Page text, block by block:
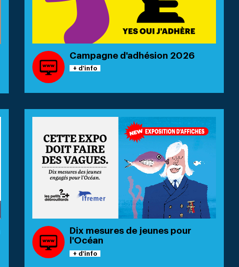
Campagne d'adhésion 2026
+ d'info
Dix mesures de jeunes pour
l'Océan
+ d'info